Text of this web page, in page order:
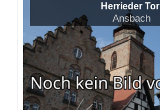
Herrieder Tor
Ansbach